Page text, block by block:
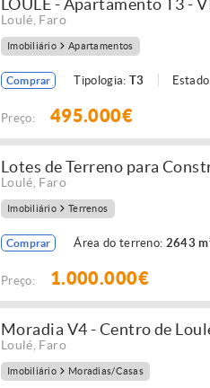
LOULÉ - Apartamento T3 -
Loulé Faro
Imobiliário Apartamentos
Comprar Tipologia: T3
Preço: 495.000€
Lotes de Terreno para
Loulé Faro
Imobiliário Terrenos
Comprar Área do terreno: 2643
Preço: 1.000.000€
Moradia V4 - Centro de
Loulé Faro
Imobiliário Moradias/Casas